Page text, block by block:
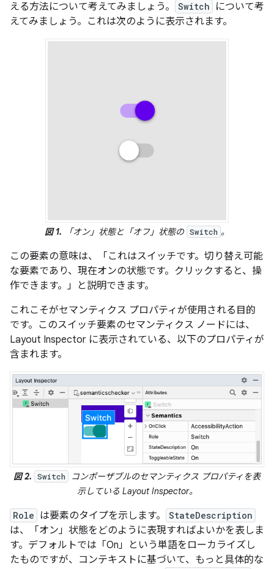
える方法について考えてみましょう。
Switch
について考
えてみましょう。これは次のように表示されます。
図 1. 「オン」状態と「オフ」状態の Switch 。
この要素の意味は、「これはスイッチです。切り替え可能
な要素であり、現在オンの状態です。 クリックすると、操
作できます。」と説明できます。
これこそがセマンティクス プロパティが使用される目的
です。このスイッチ要素のセマンティクス ノードには、
Layout Inspector に表示されている、以下のプロパティが
含まれます。
図 2. Switch
コンポーザブルのセマンティクス プロパティを表
示している Layout Inspector。
Role は要素のタイプを示します。 StateDescription
は、「オン」状態をどのように表現すればよいかを表しま
す。デフォルトでは「On」という単語をローカライズし
たものですが、コンテキストに基づいて、もっと具体的な